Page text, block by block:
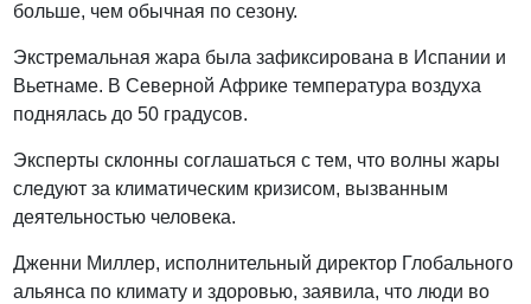
больше, чем обычная по сезону.
Экстремальная жара была зафиксирована в Испании и
Вьетнаме. В Северной Африке температура воздуха
поднялась до 50 градусов.
Эксперты склонны соглашаться с тем, что волны жары
следуют за климатическим кризисом, вызванным
деятельностью человека.
Дженни Миллер, исполнительный директор Глобального
альянса по климату и здоровью, заявила, что люди во